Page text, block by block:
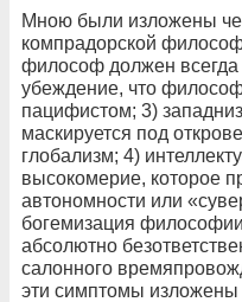
Мною были изложены
компрадорской
философ должен всегда
убеждение, что
пацифистом; 3)
маскируется под
глобализм; 4)
высокомерие, которое
автономности или
богемизация
абсолютно
салонного
эти симптомы изложены